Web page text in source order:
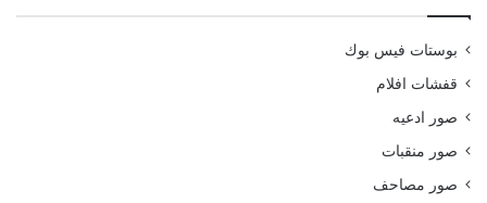
بوستات فيس بوك
قفشات افلام
صور ادعيه
صور منقبات
صور مصاحف